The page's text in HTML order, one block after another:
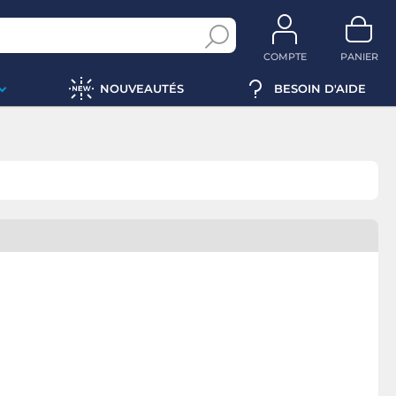
COMPTE PANIER
NOUVEAUTÉS BESOIN D'AIDE